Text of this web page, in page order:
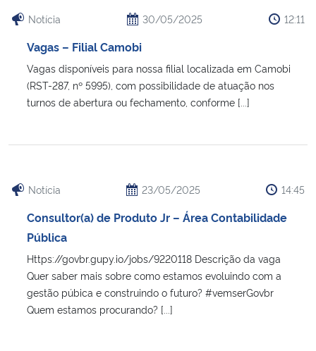
Notícia 30/05/2025 12:11
Vagas – Filial Camobi
Vagas disponíveis para nossa filial localizada em Camobi
(RST-287, nº 5995), com possibilidade de atuação nos
turnos de abertura ou fechamento, conforme [...]
Notícia 23/05/2025 14:45
Consultor(a) de Produto Jr – Área Contabilidade
Pública
Https://govbr.gupy.io/jobs/9220118 Descrição da vaga
Quer saber mais sobre como estamos evoluindo com a
gestão púbica e construindo o futuro? #vemserGovbr
Quem estamos procurando? [...]